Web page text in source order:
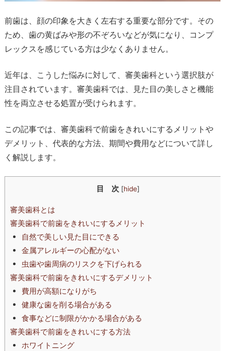
前歯は、顔の印象を大きく左右する重要な部分です。その
ため、歯の黄ばみや形の不ぞろいなどが気になり、コンプ
レックスを感じている方は少なくありません。
近年は、こうした悩みに対して、審美歯科という選択肢が
注目されています。審美歯科では、見た目の美しさと機能
性を両立させる処置が受けられます。
この記事では、審美歯科で前歯をきれいにするメリットや
デメリット、代表的な方法、期間や費用などについて詳し
く解説します。
目 次 [hide]
審美歯科とは
審美歯科で前歯をきれいにするメリット
自然で美しい見た目にできる
金属アレルギーの心配がない
虫歯や歯周病のリスクを下げられる
審美歯科で前歯をきれいにするデメリット
費用が高額になりがち
健康な歯を削る場合がある
食事などに制限がかかる場合がある
審美歯科で前歯をきれいにする方法
ホワイトニング